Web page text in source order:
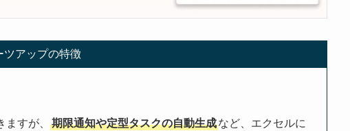
ツアップの特徴
すが、 期限通知や定型タスクの自動生成など、エクセルに